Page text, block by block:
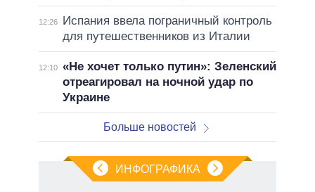
12:26
Испания ввела пограничный контроль
для путешественников из Италии
12:10 «Не хочет только путин»: Зеленский
отреагировал на ночной удар по
Украине
Больше новостей
ИНФОГРАФИКА